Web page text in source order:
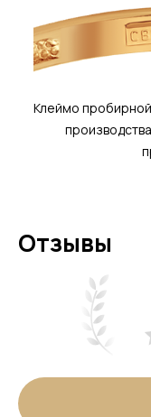
Клеймо
Отзывы